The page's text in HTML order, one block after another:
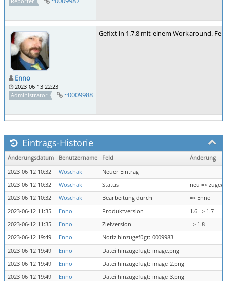
Enno
2023-06-13 22:23
Administrator
~0009988
Gefixt in 1.7.8 mit einem Workaround.
Eintrags-Historie
Änderungsdatum Benutzername Feld
Änderung
2023-06-12 10:32
Woschak
Neuer Eintrag
2023-06-12 10:32
Woschak Status
neu =>
2023-06-12 10:32
Woschak Bearbeitung durch
=> Enno
2023-06-12 11:35
Enno Produktversion
1.6 => 1.7
2023-06-12 11:35
Enno Zielversion
=> 1.8
2023-06-12 19:49
Enno
Notiz hinzugefügt: 0009983
2023-06-12 19:49
Enno
Datei hinzugefügt: image.png
2023-06-12 19:49
Enno
Datei hinzugefügt: image-2.png
2023-06-12 19:49
Enno
Datei hinzugefügt: image-3.png